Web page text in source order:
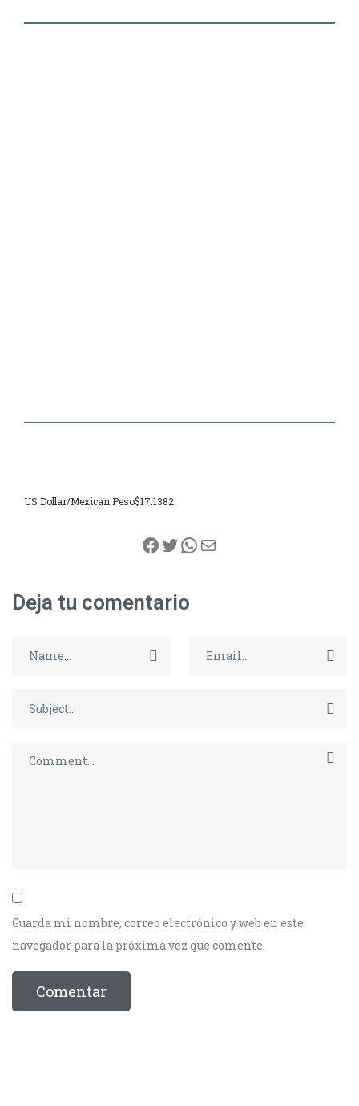
US Dollar/Mexican Peso$17.1382
Facebook
Twitter
WhatsApp
Correo electrónico
Deja tu comentario
Guarda mi nombre, correo electrónico y web en este
navegador para la próxima vez que comente.